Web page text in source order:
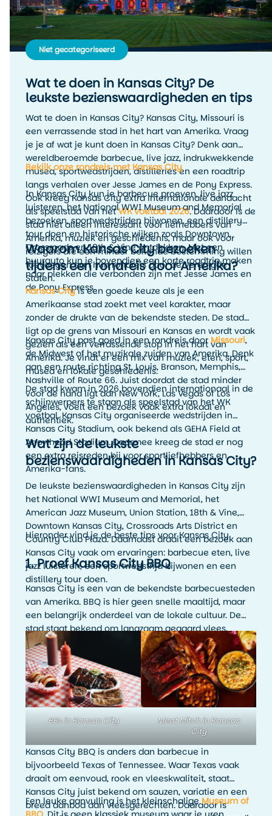
Niet gecategoriseerd
Wat te doen in Kansas City? De
leukste bezienswaardigheden en tips
Wat te doen in Kansas City? Kansas City, Missouri is
een verrassende stad in het hart van Amerika. Vraag
je je af wat je kunt doen in Kansas City? Denk aan
wereldberoemde barbecue, live jazz, indrukwekkende
musea, sportwedstrijden, distilleries en een roadtrip
langs verhalen over Jesse James en de Pony Express.
Ook kreeg Kansas City extra internationale aandacht
als speelstad van hetWK voetbal 2026. Daardoor is de
stad niet alleen interessant voor liefhebbers van
Amerika, muziek en geschiedenis, maar ook voor
reizigers die een minder bekende bestemming willen
toevoegen aan hun rondreis door de Verenigde
Staten.
Bekijk onze rondreis met Kansas City
In Kansas City kun je barbecue proeven, live jazz
luisteren, het National WWI Museum and Memorial
bezoeken, sportwedstrijden bijwonen, een distillery
tour doen en historische wijken zoals Downtown,
Crossroads en 18th & Vine ontdekken. Met een
huurauto kun je bovendien een korte roadtrip maken
naar plekken die verbonden zijn met Jesse James en
de Pony Express.
Waarom Kansas City bezoeken
tijdens een rondreis door Amerika?
Kansas Cityis een goede keuze als je een
Amerikaanse stad zoekt met veel karakter, maar
zonder de drukte van de bekendste steden. De stad
ligt op de grens van Missouri en Kansas en wordt vaak
gezien als een verrassende stop in het hart van
Amerika. Je vindt er een mix van muziek, eten, sport,
musea en lokale geschiedenis.
Kansas City past goed in een rondreis door Missouri,
de Midwest of het muzikale zuiden van Amerika. Denk
aan een route richting St. Louis, Branson, Memphis,
Nashville of Route 66. Juist doordat de stad minder
voor de hand ligt dan New York, Las Vegas of Los
Angeles, voelt een bezoek vaak extra lokaal en
authentiek.
De stad kwam in 2026 bovendien internationaal in de
schijnwerpers te staan als speelstad van het WK
voetbal. Kansas City organiseerde wedstrijden in
Kansas City Stadium, ook bekend als GEHA Field at
Arrowhead Stadium. Daarmee kreeg de stad er nog
een extra reisreden bij voor sportliefhebbers en
Amerika-fans.
Wat zijn de leukste
bezienswaardigheden in Kansas City?
De leukste bezienswaardigheden in Kansas City zijn
het National WWI Museum and Memorial, het
American Jazz Museum, Union Station, 18th & Vine,
Downtown Kansas City, Crossroads Arts District en
Country Club Plaza. Daarnaast draait een bezoek aan
Kansas City vaak om ervaringen: barbecue eten, live
jazz luisteren, een sportwedstrijd bijwonen en een
distillery tour doen.
Hieronder vind je de beste tips voor Kansas City.
1. Proef Kansas City BBQ
Kansas City is een van de bekendste barbecuesteden
van Amerika. BBQ is hier geen snelle maaltijd, maar
een belangrijk onderdeel van de lokale cultuur. De
stad staat bekend om langzaam gegaard vlees,
rokerige smaken, rijke sauzen en veel variatie. Denk
aan ribs, brisket, pulled pork, burnt ends en
rijkgevulde barbecueplates.
BBs in Kansas City
Meat Mitch in Kansas
City
Kansas City BBQ is anders dan barbecue in
bijvoorbeeld Texas of Tennessee. Waar Texas vaak
draait om eenvoud, rook en vleeskwaliteit, staat
Kansas City juist bekend om sauzen, variatie en een
breed aanbod aan vleesgerechten. Daardoor is
Een leuke aanvulling is het kleinschaligeMuseum of